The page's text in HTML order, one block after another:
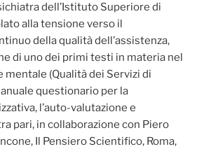
dell’Istituto Superiore di
alla tensione verso il
della qualità dell’assistenza,
di uno dei primi testi in materia nel
mentale (Qualità dei Servizi di
questionario per la
l’auto-valutazione e
pari, in collaborazione con Piero
Il Pensiero Scientifico, Roma,